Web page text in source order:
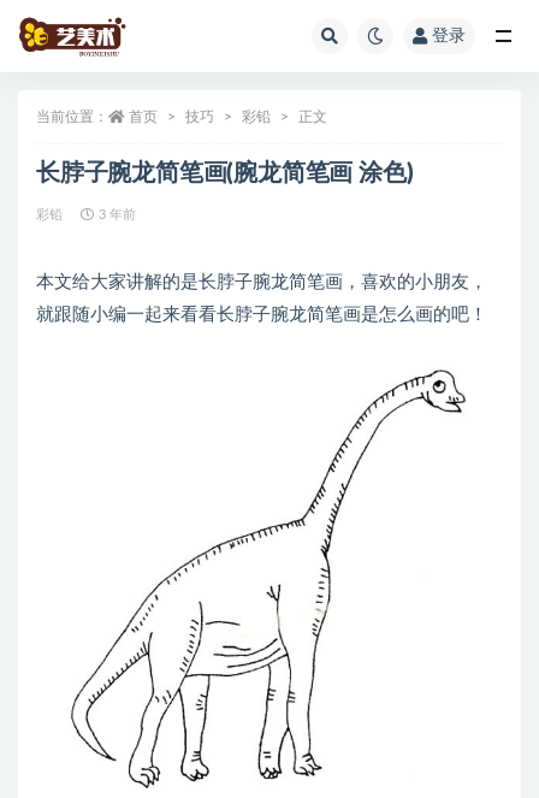
登录
当前位置： 首页 技巧 彩铅 正文
长脖子腕龙简笔画(腕龙简笔画 涂色)
彩铅 3 年前
本文给大家讲解的是长脖子腕龙简笔画，喜欢的小朋友，
就跟随小编一起来看看长脖子腕龙简笔画是怎么画的吧！